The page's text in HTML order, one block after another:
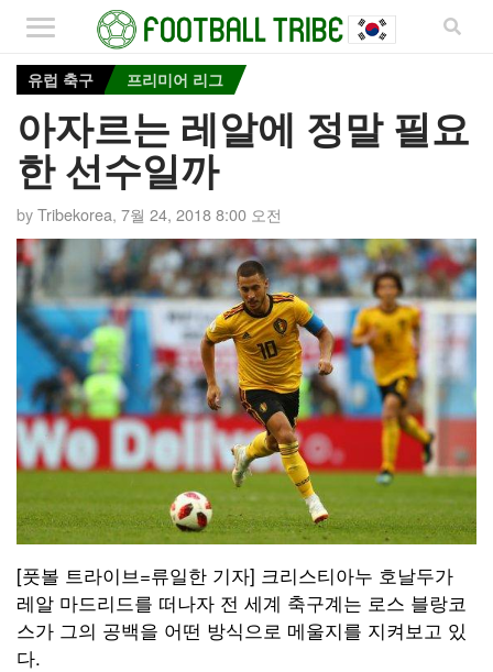
유럽 축구 프리미어 리그
아자르는 레알에 정말 필요
한 선수일까
byTribekorea, 7월 24, 2018 8:00 오전
[풋볼 트라이브=류일한 기자] 크리스티아누 호날두가
레알 마드리드를 떠나자 전 세계 축구계는 로스 블랑코
스가 그의 공백을 어떤 방식으로 메울지를 지켜보고 있
다.